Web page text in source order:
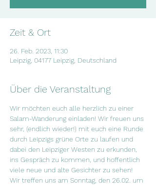
Zeit & Ort
26. Feb. 2023, 11:30
Leipzig, 04177 Leipzig, Deutschland
Über die Veranstaltung
Wir möchten euch alle herzlich zu einer
Salam-Wanderung einladen! Wir freuen uns
sehr, (endlich wieder!) mit euch eine Runde
durch Leipzigs grüne Orte zu laufen und
dabei den Leipziger Westen zu erkunden,
ins Gespräch zu kommen, und hoffentlich
viele neue und alte Gesichter zu sehen!
Wir treffen uns am Sonntag, den 26.02. um